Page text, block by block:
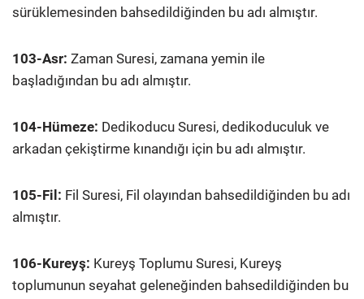
sürüklemesinden bahsedildiğinden bu adı almıştır.
103-Asr: Zaman Suresi, zamana yemin ile
başladığından bu adı almıştır.
104-Hümeze: Dedikoducu Suresi, dedikoduculuk ve
arkadan çekiştirme kınandığı için bu adı almıştır.
105-Fil: Fil Suresi, Fil olayından bahsedildiğinden bu adı
almıştır.
106-Kureyş: Kureyş Toplumu Suresi, Kureyş
toplumunun seyahat geleneğinden bahsedildiğinden bu